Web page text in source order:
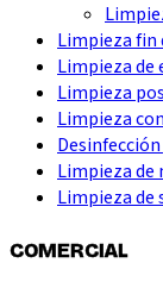
Limpieza
Limpieza de
Limpieza
Limpieza
Limpieza de
Limpieza de
COMERCIAL